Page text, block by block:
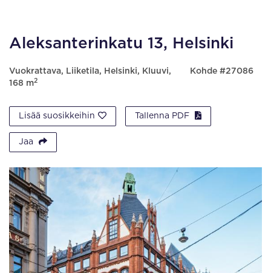
Aleksanterinkatu 13, Helsinki
Vuokrattava, Liiketila, Helsinki, Kluuvi,
168 m2
Kohde #27086
Lisää suosikkeihin Tallenna PDF
Jaa